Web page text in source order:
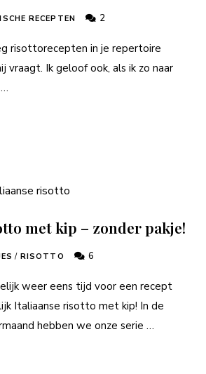
RECEPTEN 2
risottorecepten in je repertoire
vraagt. Ik geloof ook, als ik zo naar
met kip – zonder pakje!
/ RISOTTO 6
weer eens tijd voor een recept
Italiaanse risotto met kip! In de
hebben we onze serie …